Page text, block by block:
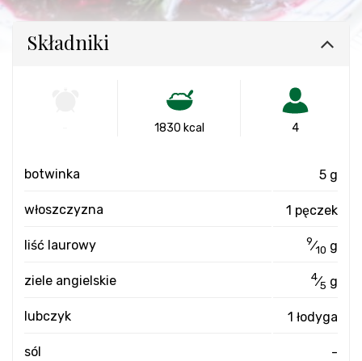
Składniki
1830 kcal 4
botwinka 5 g
włoszczyzna 1 pęczek
liść laurowy 9⁄10 g
ziele angielskie 4⁄5 g
lubczyk 1 łodyga
sól -